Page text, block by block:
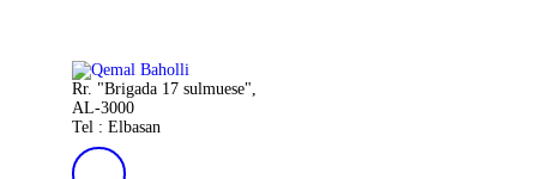
Rr. "Brigada 17 sulmuese",
AL-3000
Tel : Elbasan